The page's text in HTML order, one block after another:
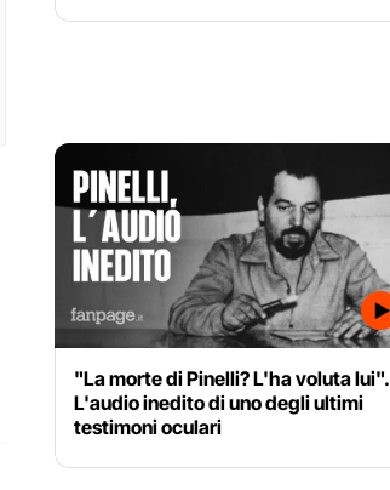
"La morte di Pinelli? L'ha voluta lui".
L'audio inedito di uno degli ultimi
testimoni oculari